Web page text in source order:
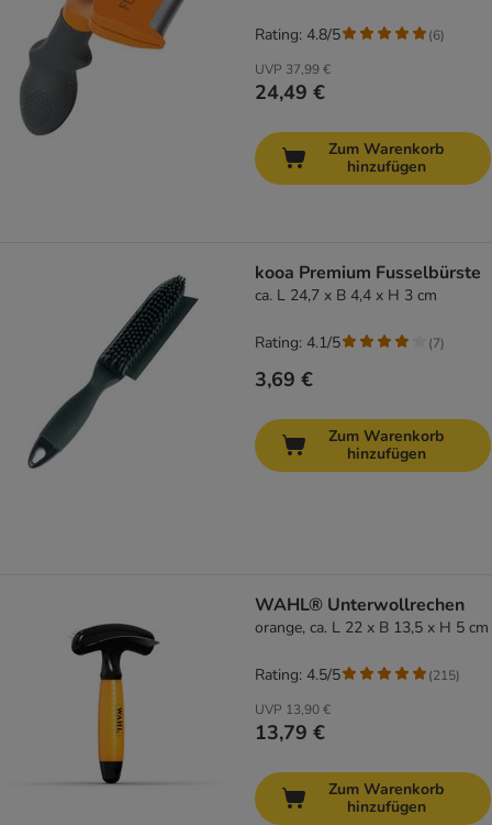
UVP 37,99 €
24,49 €
Rating: 4.8/5 (6)
Zum Warenkorb
hinzufügen
kooa Premium Fusselbürste
ca. L 24,7 x B 4,4 x H 3 cm
3,69 €
Rating: 4.1/5 (7)
Zum Warenkorb
hinzufügen
WAHL® Unterwollrechen
orange, ca. L 22 x B 13,5 x H 5 cm
UVP 13,90 €
13,79 €
Rating: 4.5/5 (215)
Zum Warenkorb
hinzufügen